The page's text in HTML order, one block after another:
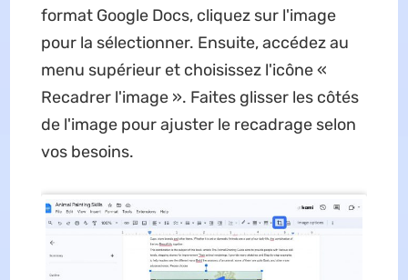
format Google Docs, cliquez sur l'image
pour la sélectionner. Ensuite, accédez au
menu supérieur et choisissez l'icône «
Recadrer l'image ». Faites glisser les côtés
de l'image pour ajuster le recadrage selon
vos besoins.